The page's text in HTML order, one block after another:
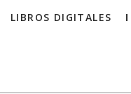
LIBROS DIGITALES